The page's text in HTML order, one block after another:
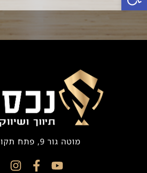
מוטה גור 9, פתח תקווה